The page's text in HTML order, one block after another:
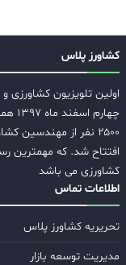
کشاورز پلاس
اولین تلویزیون کشاورزی
۲۵۰۰ نفر از
افتتاح شد. که مهمترین
کشاورزی می باشد
اطلاعات تماس
تحریریه کشاورز پلاس
مدیریت توسعه بازار